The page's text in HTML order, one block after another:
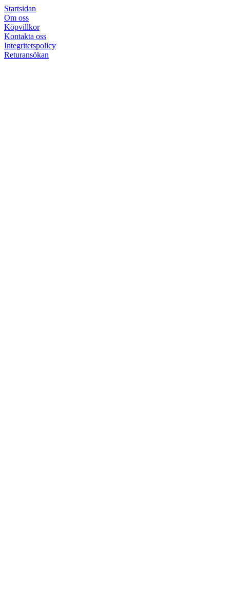
Startsidan
Om oss
Köpvillkor
Kontakta oss
Integritetspolicy
Returansökan